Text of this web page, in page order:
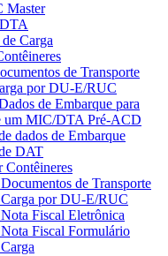
Master
Carga
de Transporte
por DU-E/RUC
de Embarque para
um MIC/DTA Pré-ACD
dados de Embarque
DAT
Contêineres
de Transporte
Carga por DU-E/RUC
Fiscal Eletrônica
Fiscal Formulário